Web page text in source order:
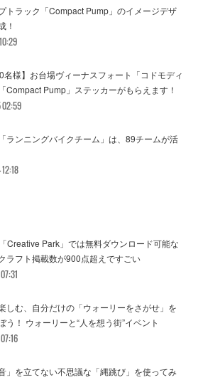
トラック「Compact Pump」のイメージデザ
！
名様】お台場ヴィーナスフォート「コドモディ
Compact Pump」ステッカーがもらえます！
02:59
ランニングバイクチーム」は、89チームが活
Creative Park」では無料ダウンロード可能な
ラフト掲載数が900点超えですごい
しむ、自分だけの「ウォーリーをさがせ」を
う！ ウォーリーと“人を想う街”イベント
」を立てない不思議な「縄跳び」を使ってみ